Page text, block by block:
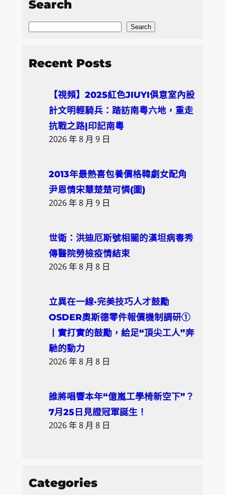
Search
S
a
Search
Recent Posts
【視頻】2025紅色JIUYI俱意室內設
計文明輕騎兵：踏訪南粵六地，重走
抗戰之路|印記南粵
2026 年 8 月 9 日
2013年最熱喜包養價格韓劇女配角
尹恩情宋慧楚楚可憐(圖)
2026 年 8 月 9 日
世衛：洪迪厄斯號相關的漢坦病毒秀
傳醫院勞檢疫情結束
2026 年 8 月 8 日
立異在一線·完美技巧人才鼓勵
OSDER奧斯德零件報價機制調研①
丨實打實的鼓勵，給足“頂尖工人”奔
馳的動力
2026 年 8 月 8 日
誰將唱響本年“億嵐工學椅新空下”？
7月25日見證冠軍誕生！
2026 年 8 月 8 日
Categories